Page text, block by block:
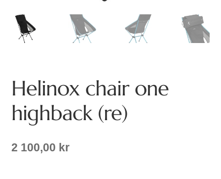
Helinox chair one
highback (re)
2 100,00 kr